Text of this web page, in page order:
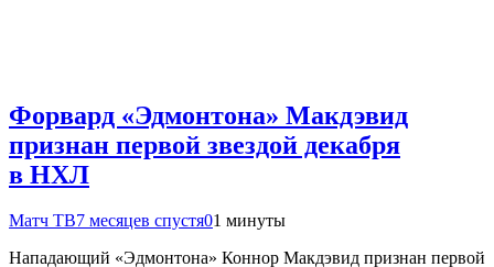
Форвард «Эдмонтона» Макдэвид
признан первой звездой декабря
в НХЛ
Матч ТВ7 месяцев спустя01 минуты
Нападающий «Эдмонтона» Коннор Макдэвид признан первой